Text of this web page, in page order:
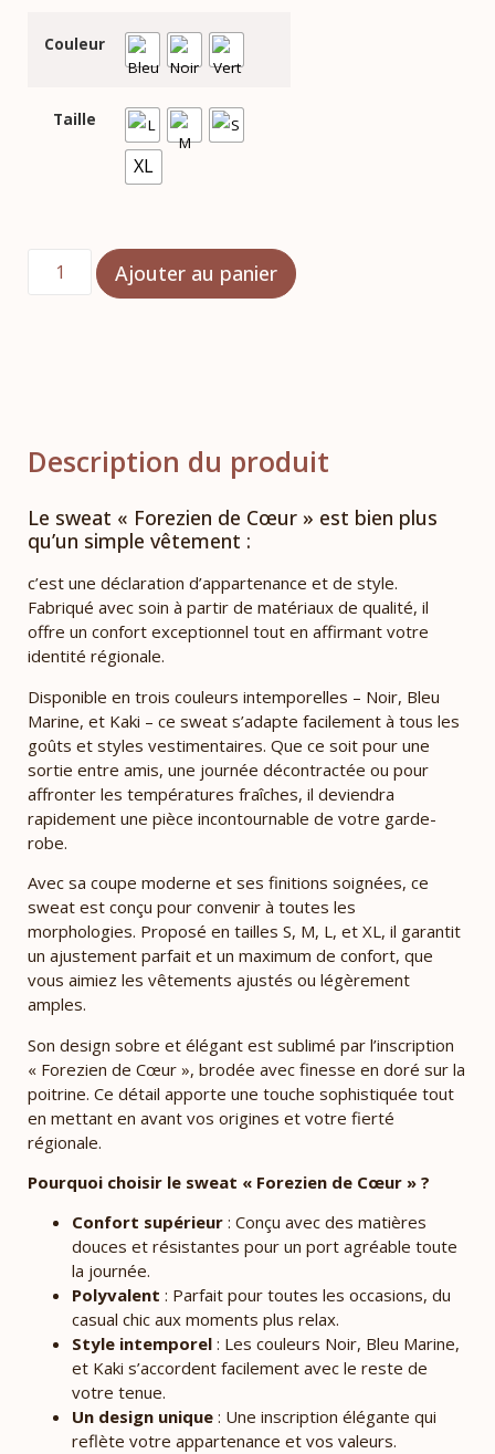
Couleur
Taille
XL
Ajouter au panier
Description du produit
Le sweat « Forezien de Cœur » est bien plus
qu’un simple vêtement :
c’est une déclaration d’appartenance et de style.
Fabriqué avec soin à partir de matériaux de qualité, il
offre un confort exceptionnel tout en affirmant votre
identité régionale.
Disponible en trois couleurs intemporelles – Noir, Bleu
Marine, et Kaki – ce sweat s’adapte facilement à tous les
goûts et styles vestimentaires. Que ce soit pour une
sortie entre amis, une journée décontractée ou pour
affronter les températures fraîches, il deviendra
rapidement une pièce incontournable de votre garde-
robe.
Avec sa coupe moderne et ses finitions soignées, ce
sweat est conçu pour convenir à toutes les
morphologies. Proposé en tailles S, M, L, et XL, il garantit
un ajustement parfait et un maximum de confort, que
vous aimiez les vêtements ajustés ou légèrement
amples.
Son design sobre et élégant est sublimé par l’inscription
« Forezien de Cœur », brodée avec finesse en doré sur la
poitrine. Ce détail apporte une touche sophistiquée tout
en mettant en avant vos origines et votre fierté
régionale.
Pourquoi choisir le sweat « Forezien de Cœur » ?
Confort supérieur : Conçu avec des matières
douces et résistantes pour un port agréable toute
la journée.
Polyvalent : Parfait pour toutes les occasions, du
casual chic aux moments plus relax.
Style intemporel : Les couleurs Noir, Bleu Marine,
et Kaki s’accordent facilement avec le reste de
votre tenue.
Un design unique : Une inscription élégante qui
reflète votre appartenance et vos valeurs.